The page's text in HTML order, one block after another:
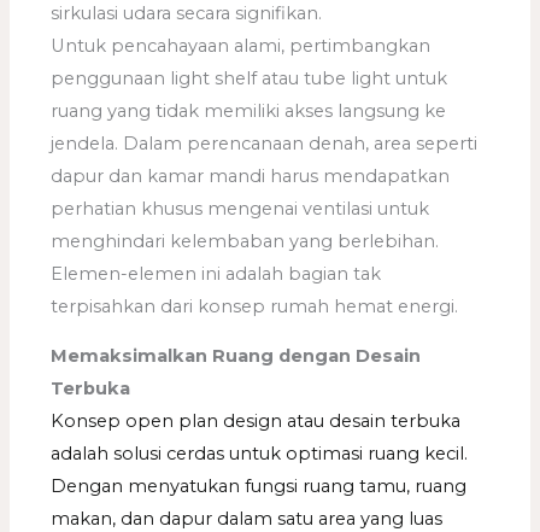
sirkulasi udara secara signifikan.
Untuk pencahayaan alami, pertimbangkan
penggunaan light shelf atau tube light untuk
ruang yang tidak memiliki akses langsung ke
jendela. Dalam perencanaan denah, area seperti
dapur dan kamar mandi harus mendapatkan
perhatian khusus mengenai ventilasi untuk
menghindari kelembaban yang berlebihan.
Elemen-elemen ini adalah bagian tak
terpisahkan dari konsep rumah hemat energi.
Memaksimalkan Ruang dengan Desain
Terbuka
Konsep open plan design atau desain terbuka
adalah solusi cerdas untuk optimasi ruang kecil.
Dengan menyatukan fungsi ruang tamu, ruang
makan, dan dapur dalam satu area yang luas